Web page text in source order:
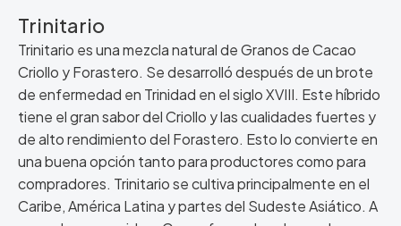
Trinitario
Trinitario es una mezcla natural de Granos de Cacao
Criollo y Forastero. Se desarrolló después de un brote
de enfermedad en Trinidad en el siglo XVIII. Este híbrido
tiene el gran sabor del Criollo y las cualidades fuertes y
de alto rendimiento del Forastero. Esto lo convierte en
una buena opción tanto para productores como para
compradores. Trinitario se cultiva principalmente en el
Caribe, América Latina y partes del Sudeste Asiático. A